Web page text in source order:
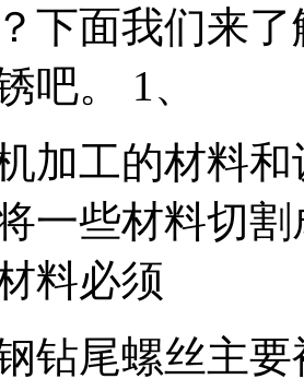
下面我们来
吧。 1、
工的材料和
一些材料切
料必须
尾螺丝主要